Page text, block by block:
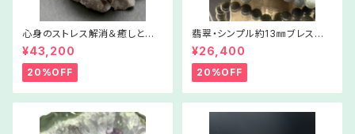
心身のストレス解消＆癒しと浄
化に【ホワイトラビットヘア・ファ
ントム】06ー227026
¥43,200
20%OFF
翡翠・シンプル約13㎜ブレスレッ
ト【Lサイズ】WSJ1005‐6170
42
¥26,400
20%OFF